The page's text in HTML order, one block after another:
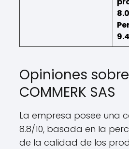
Opiniones sobre
COMMERK SAS
La empresa posee una
8.8/10, basada en la
de la calidad de los